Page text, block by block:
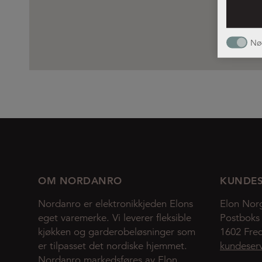
OM NORDANRO
Nordanro er elektronikkjeden Elons
eget varemerke. Vi leverer fleksible
kjøkken og garderobeløsninger som
er tilpasset det nordiske hjemmet.
Elon
Postboks
1602